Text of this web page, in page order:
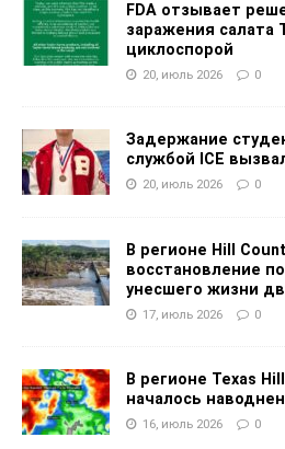
FDA отзывает
заражения салата
циклоспорой
20, июль 2026 0
Задержание
службой ICE
20, июль 2026 0
В регионе Hill
восстановление
унесшего жизни
17, июль 2026 0
В регионе Texas
началось
16, июль 2026 0